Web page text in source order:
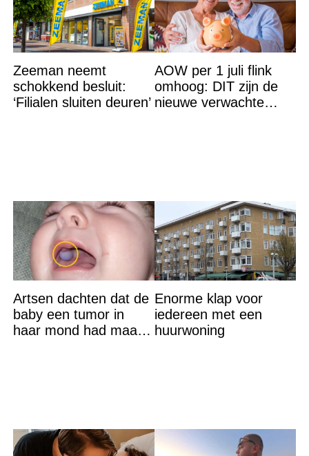
Zeeman neemt
schokkend besluit:
‘Filialen sluiten deuren’
AOW per 1 juli flink
omhoog: DIT zijn de
nieuwe verwachte
Artsen dachten dat de
baby een tumor in
haar mond had maar
Enorme klap voor
iedereen met een
huurwoning